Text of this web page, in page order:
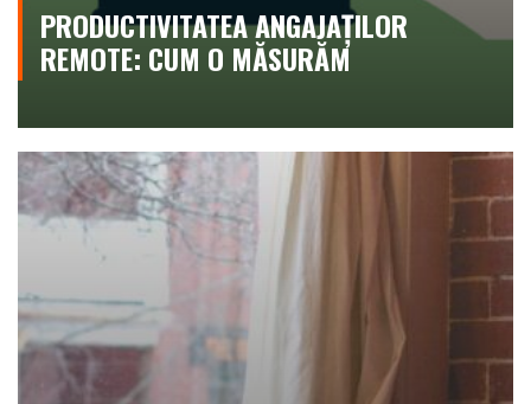
PRODUCTIVITATEA ANGAJAȚILOR
REMOTE: CUM O MĂSURĂM